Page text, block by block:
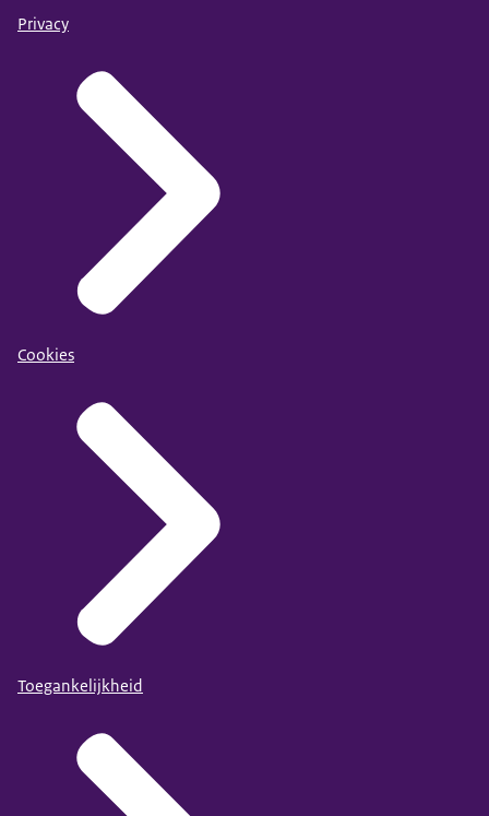
Privacy
Cookies
Toegankelijkheid